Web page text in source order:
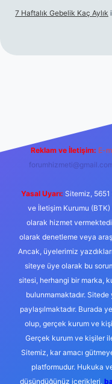
7 Haftalık Gebelik Kaç Aylık
Reklam ve İletişim: E-
Yasal Uyarı: Sitemiz,
ve İletişim Kurumu (BTK)
olarak hizmet
olarak denetleme veya
Ancak, üyelerimiz
siteye üye olarak bu
sitesi, herhangi bir marka,
bulunmamaktadır. Sitede
paylaşılmaktadır. Burada
olup, gerçek kurum ve
Gerçek kurum ve kişiler
Sitemiz, kar amacı
platformudur. Hukuka
düşündüğünüz içerikleri,